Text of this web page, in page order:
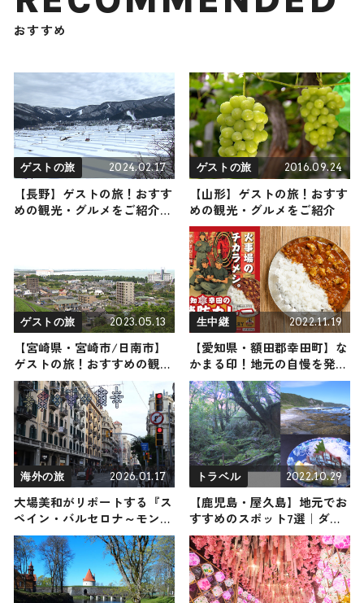
おすすめ
ゲストの旅 2024.02.17
【長野】ゲストの旅！おすす
めの観光・グルメをご紹介
ゲストの旅 2016.09.24
【山形】ゲストの旅！おすす
めの観光・グルメをご紹介
ゲストの旅 2023.05.13
【宮崎県・宮崎市/日南市】
ゲストの旅！おすすめの観
光・グルメをご紹介
生中継 2022.11.19
【愛知県・額田郡幸田町】な
かまる印！地元の自慢を発掘
リポート
海外の旅 2026.01.17
大場美和がリポートする『ス
ペイン・バルセロナ～モンセ
ラット』の旅！おすすめ観光
スポットやグルメを紹介
2026年1月17日放送
トラベル 2022.10.29
【鹿児島・屋久島】地元でお
すすめのスポット7選｜ダイ
ビングショップから居酒屋ま
でご紹介します